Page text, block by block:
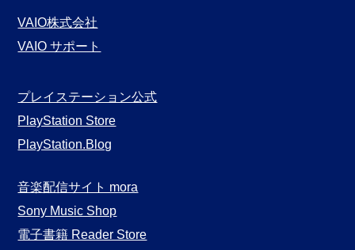
VAIO株式会社
VAIO サポート
プレイステーション公式
PlayStation Store
PlayStation.Blog
音楽配信サイト mora
Sony Music Shop
電子書籍 Reader Store